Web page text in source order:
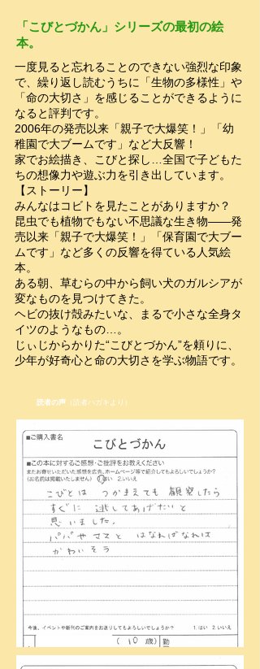
「こびとづかん」シリーズの最初の絵
本。
一度見ると忘れることのできない強烈な印象
で、繰り返し読むうちに「生物の多様性」や
「命の大切さ」を感じることができるように
なると評判です。
2006年の発売以来「親子で大爆笑！」「幼
稚園で大ブームです」など大反響！
家でお絵描き、こびと探し…全国で子どもた
ちの想像力や遊ぶ力を引き出しています。
【ストーリー】
みんなはコビトを見たことがありますか？
昆虫でも植物でもない不思議な生き物――発
売以来「親子で大爆笑！」「保育園で大ブー
ムです」など多くの反響を得ている人気絵
本。
ある朝、草むらの中から飼い犬のガルシアが
変なものを見つけてきた。
ヘビの抜け殻みたいな、まるで小さな全身タ
イツのようなもの…。
じぃじからかりた“こびとづかん”を頼りに、
少年が好奇心と命の大切さを学ぶ物語です。
読者の声 （読者ハガキより）